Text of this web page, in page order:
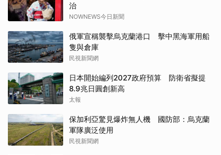
治
NOWNEWS今日新聞
俄軍宣稱襲擊烏克蘭港口 擊中黑海軍用船
隻與倉庫
民視新聞網
日本開始編列2027政府預算 防衛省擬提
8.9兆日圓創新高
太報
保加利亞驚見爆炸無人機 國防部：烏克蘭
軍隊廣泛使用
民視新聞網